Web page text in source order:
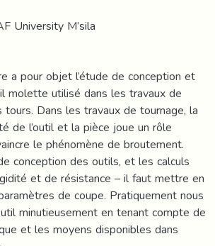
University M’sila
a pour objet l’étude de conception et
molette utilisé dans les travaux de
Dans les travaux de tournage, la
de l’outil et la pièce joue un rôle
le phénomène de broutement.
conception des outils, et les calculs
et de résistance – il faut mettre en
de coupe. Pratiquement nous
minutieusement en tenant compte de
et les moyens disponibles dans